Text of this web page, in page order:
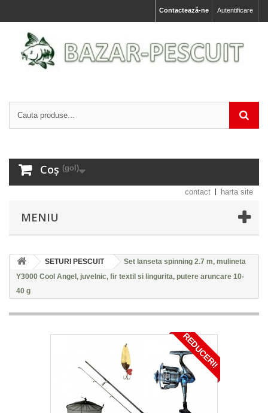
Autentificare
Contactează-ne
Coș (gol)
contact harta site
MENIU
SETURI PESCUIT
Set lanseta spinning 2.7 m, mulineta
Y3000 Cool Angel, juvelnic, fir textil si lingurita, putere aruncare 10-
40 g
REDUCERI!